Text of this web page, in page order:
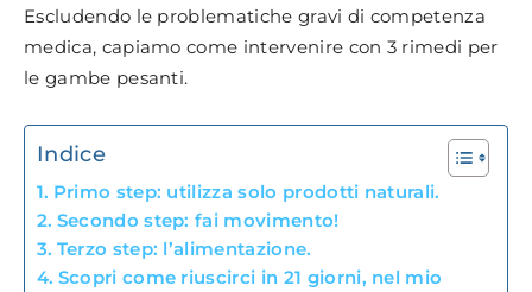
Escludendo le problematiche gravi di competenza
medica, capiamo come intervenire con 3 rimedi per
le gambe pesanti.
Indice
Primo step: utilizza solo prodotti naturali.
Secondo step: fai movimento!
Terzo step: l’alimentazione.
Scopri come riuscirci in 21 giorni, nel mio